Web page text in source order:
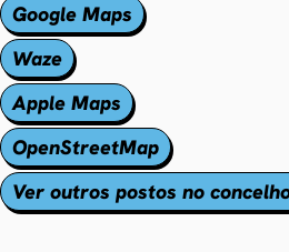
Google Maps
Waze
Apple Maps
OpenStreetMap
Ver outros postos no